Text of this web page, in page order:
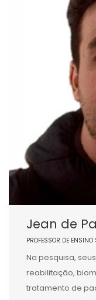
Jean de
PROFESSOR DE ENSINO
Na pesquisa,
reabilitação,
tratamento de